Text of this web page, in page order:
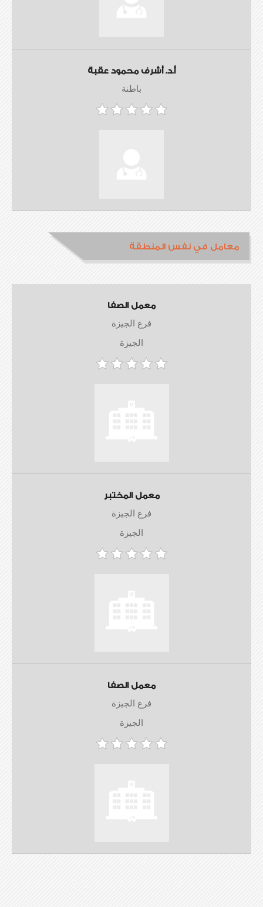
أ.د. أشرف محمود عقبة
باطنة
معامل في نفس المنطقة
معمل الصفا
فرع الجيزة
الجيزة
معمل المختبر
فرع الجيزة
الجيزة
معمل الصفا
فرع الجيزة
الجيزة